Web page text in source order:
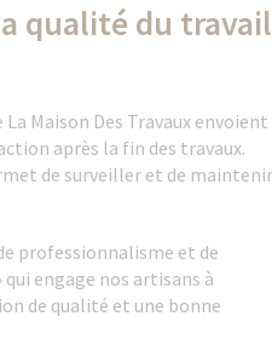
qualité du travail
Maison Des Travaux envoient
après la fin des travaux.
de surveiller et de maintenir
professionnalisme et de
engage nos artisans à
de qualité et une bonne